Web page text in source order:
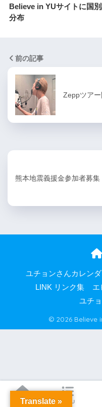
Believe in YUサイトに国
分布
前の記事
Zeppツア
熊本地震義援金参加者募集
ユチョンさんカレン
LINK リンク集
エ
ユチ
© 2026 Believe
HOME MENU
Translate »